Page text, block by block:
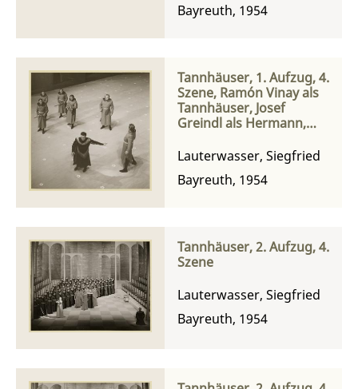
Bayreuth, 1954
Tannhäuser, 1. Aufzug, 4.
Szene, Ramón Vinay als
Tannhäuser, Josef
Greindl als Hermann,
und die Sänger
Lauterwasser, Siegfried
Bayreuth, 1954
Tannhäuser, 2. Aufzug, 4.
Szene
Lauterwasser, Siegfried
Bayreuth, 1954